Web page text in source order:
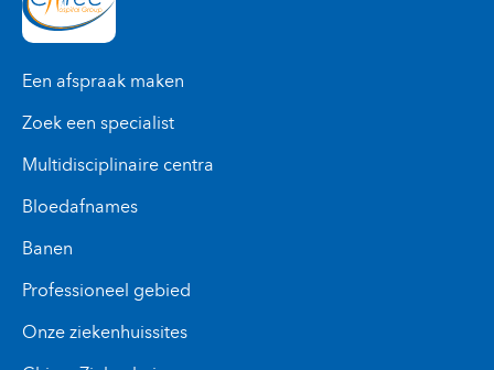
Een afspraak maken
Zoek een specialist
Multidisciplinaire centra
Bloedafnames
Banen
Professioneel gebied
Onze ziekenhuissites